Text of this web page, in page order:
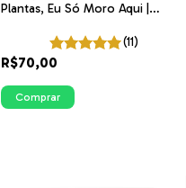
Plantas, Eu Só Moro Aqui |
(11)
R$70,00
Comprar